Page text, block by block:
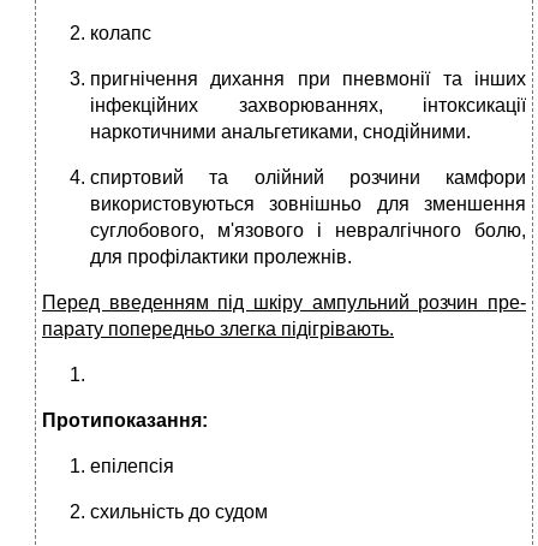
колапс
пригнічення дихан­ня при пневмонії та інших
інфекційних захворюваннях, інтоксикації
наркотични­ми анальгетиками, снодійними.
спиртовий та олійний розчини камфори
використовуються зовніш­ньо для зменшення
суглобового, м'язового і невралгічного болю,
для профілактики пролежнів.
Перед введенням під шкіру ампульний розчин пре­
парату попередньо злегка підігрівають.
Протипоказання:
епілепсія
схиль­ність до судом